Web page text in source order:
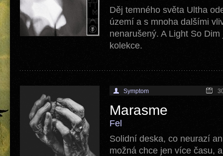
Děj temného světa Ultha
území a s mnoha dalšími
nenarušený. A Light So
kolekce.
Symptom
Marasme
Fel
Solidní deska, co neurazí
možná chce jen více času,